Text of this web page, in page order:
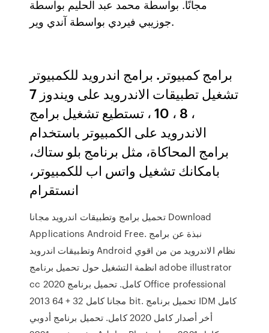
مجانًا. بواسطة محمد عبد الحليم بواسطة
جوزيبي فيردي بواسطة آندي وير.
برامج كمبيوتر. برامج اندرويد للكمبيوتر
تشغيل تطبيقات الاندرويد على ويندوز 7
، 8 ، 10 ، تستطيع تشغيل برامج
الاندرويد على الكمبيوتر باستخدام
برامج المحاكاة، مثل برنامج بلو ستاك،
بامكانك تشغيل واتس اب للكمبيوتر،
انستقرام
تحميل برامج وتطبيقات اندرويد مجانا Download
Applications Android Free. نبذة عن برامج
وتطبيقات اندرويد Android نظام الاندرويد من من اقوي
انظمة التشغيل حول تحميل برنامج adobe illustrator
cc 2020 كامل. تحميل برنامج Office professional
2013 مجانا كامل 32 + 64 bit. تحميل برنامج IDM كامل
أخر أصدار كامل 2020 كامل. تحميل برنامج أدوبي